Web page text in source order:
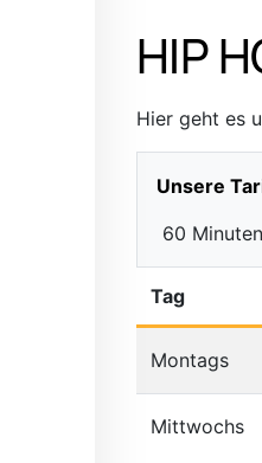
HIP
Hier geht es
Unsere
60
Tag
Montags
Mittwochs